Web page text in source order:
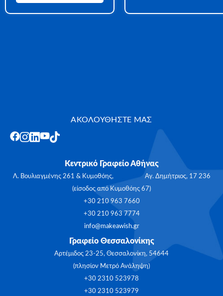
ΑΚΟΛΟΥΘΗΣΤΕ ΜΑΣ
Κεντρικό Γραφείο Αθήνας
Λ. Βουλιαγμένης 261 & Κυμοθόης, Αγ. Δημήτριος, 17 236
(είσοδος από Κυμοθόης 67)
+30 210 963 7660
+30 210 963 7774
info@makeawish.gr
Γραφείο Θεσσαλονίκης
Αρτέμιδος 23-25, Θεσσαλονίκη, 54644
(πλησίον Μετρό Ανάληψη)
+30 2310 523978
+30 2310 523979